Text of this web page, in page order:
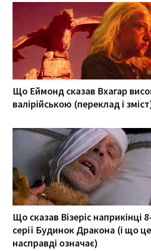
Що Еймонд сказав Вхагар
валірійською (переклад і
Що сказав Візеріс наприкінці
серії Будинок Дракона (і що це
насправді означає)